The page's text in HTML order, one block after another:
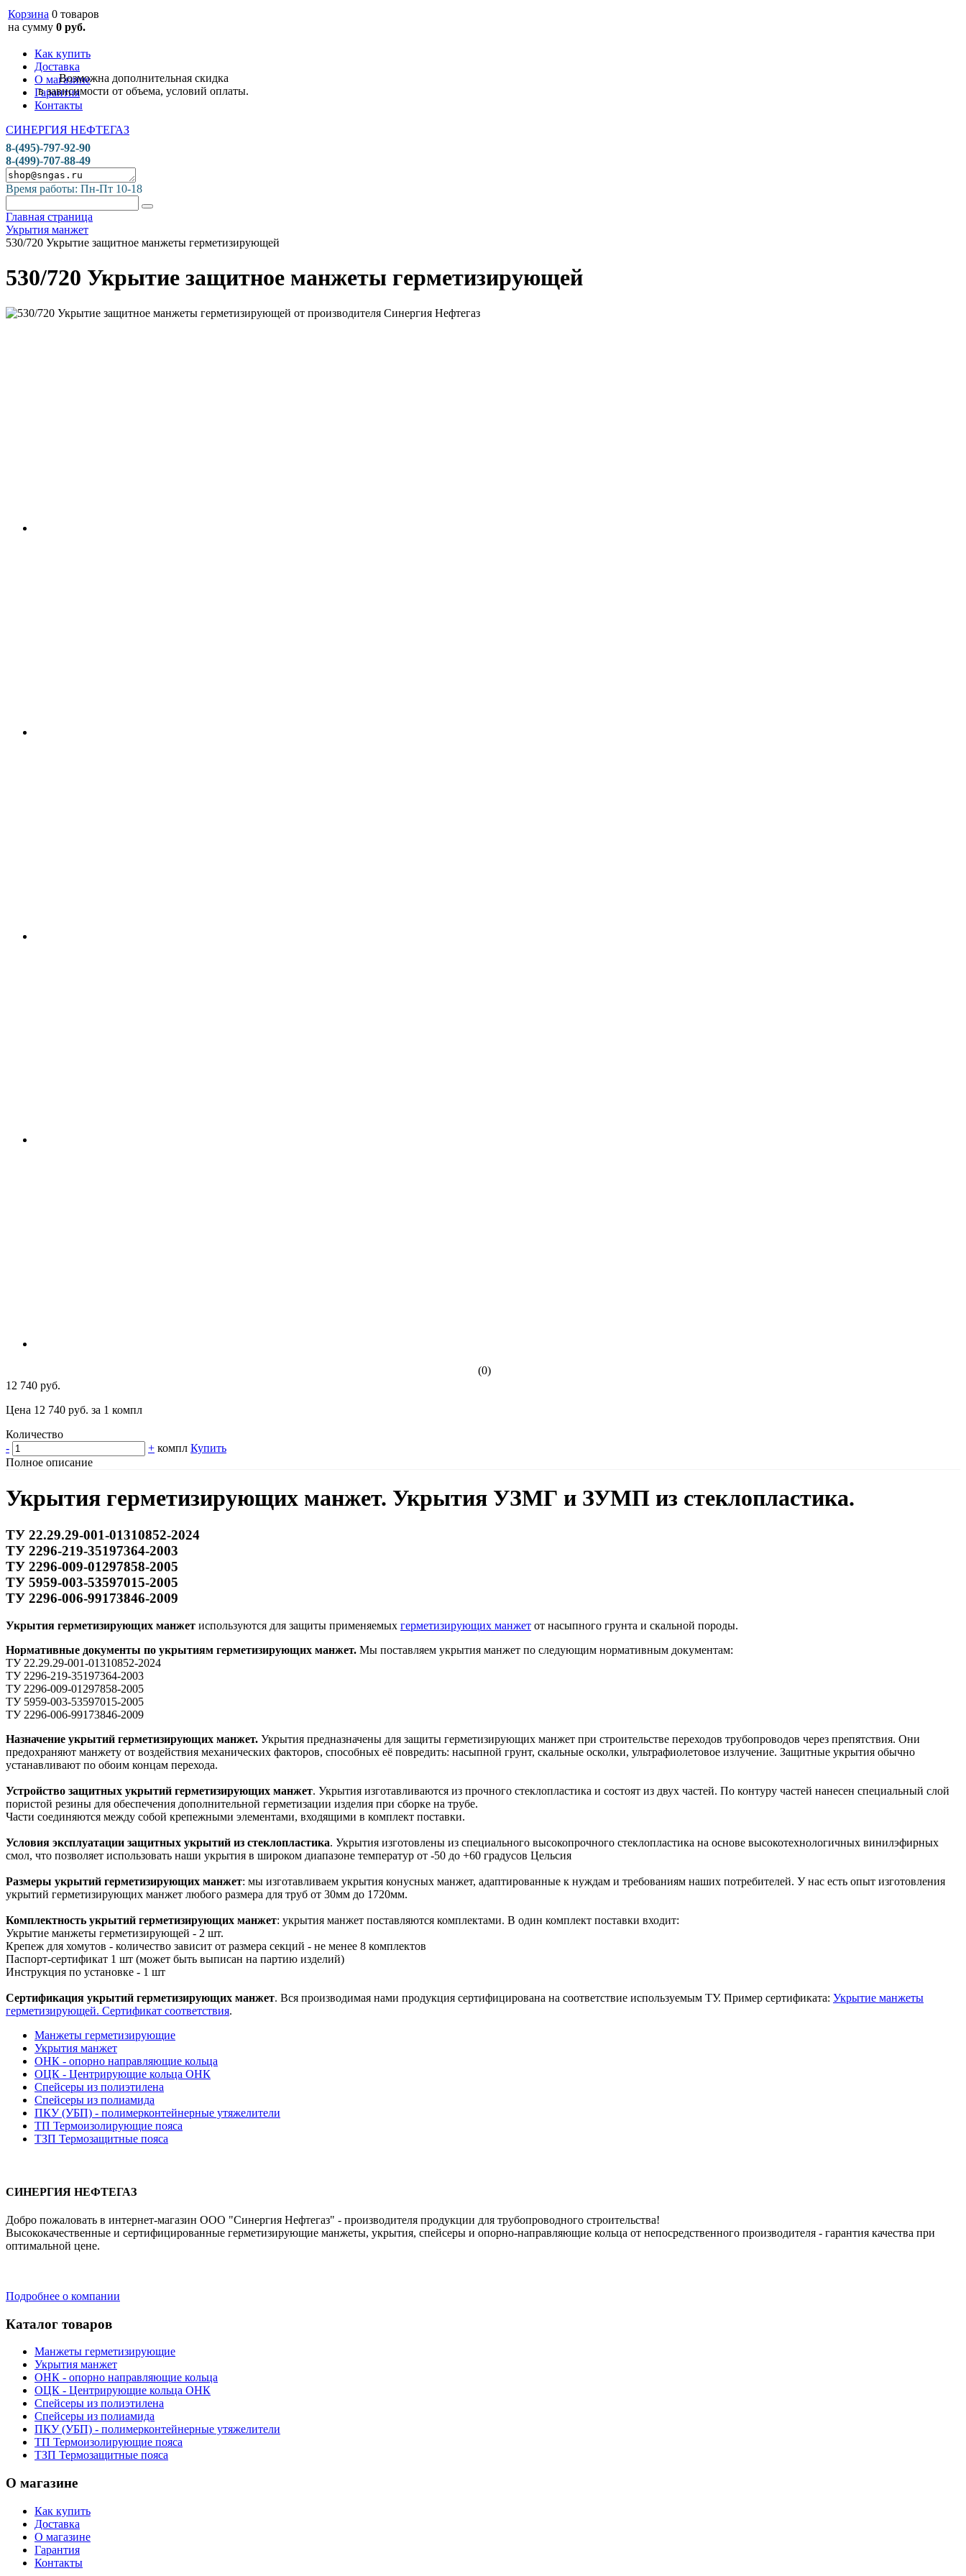
Корзина 0 товаров
на сумму 0 руб.
Как купить
Доставка
О магазине
Гарантия
Контакты
СИНЕРГИЯ НЕФТЕГАЗ
Возможна дополнительная скидка
в зависимости от объема, условий оплаты.
8-(495)-797-92-90
8-(499)-707-88-49
Время работы: Пн-Пт 10-18
Главная страница
Укрытия манжет
530/720 Укрытие защитное манжеты герметизирующей
530/720 Укрытие защитное манжеты герметизирующей
(0)
12 740 руб.
Цена 12 740 руб. за 1 компл
Количество
-
+ компл Купить
Полное описание
Укрытия герметизирующих манжет. Укрытия УЗМГ и ЗУМП из стеклопластика.
ТУ 22.29.29-001-01310852-2024
ТУ 2296-219-35197364-2003
ТУ 2296-009-01297858-2005
ТУ 5959-003-53597015-2005
ТУ 2296-006-99173846-2009
Укрытия герметизирующих манжет используются для защиты применяемых герметизирующих манжет от насыпного грунта и скальной породы.
Нормативные документы по укрытиям герметизирующих манжет. Мы поставляем укрытия манжет по следующим нормативным документам:
ТУ 22.29.29-001-01310852-2024
ТУ 2296-219-35197364-2003
ТУ 2296-009-01297858-2005
ТУ 5959-003-53597015-2005
ТУ 2296-006-99173846-2009
Назначение укрытий герметизирующих манжет. Укрытия предназначены для защиты герметизирующих манжет при строительстве переходов трубопроводов через препятствия. Они
предохраняют манжету от воздействия механических факторов, способных её повредить: насыпной грунт, скальные осколки, ультрафиолетовое излучение. Защитные укрытия обычно
устанавливают по обоим концам перехода.
Устройство защитных укрытий герметизирующих манжет. Укрытия изготавливаются из прочного стеклопластика и состоят из двух частей. По контуру частей нанесен специальный слой
пористой резины для обеспечения дополнительной герметизации изделия при сборке на трубе.
Части соединяются между собой крепежными элементами, входящими в комплект поставки.
Условия эксплуатации защитных укрытий из стеклопластика. Укрытия изготовлены из специального высокопрочного стеклопластика на основе высокотехнологичных винилэфирных
смол, что позволяет использовать наши укрытия в широком диапазоне температур от -50 до +60 градусов Цельсия
Размеры укрытий герметизирующих манжет: мы изготавливаем укрытия конусных манжет, адаптированные к нуждам и требованиям наших потребителей. У нас есть опыт изготовления
укрытий герметизирующих манжет любого размера для труб от 30мм до 1720мм.
Комплектность укрытий герметизирующих манжет: укрытия манжет поставляются комплектами. В один комплект поставки входит:
Укрытие манжеты герметизирующей - 2 шт.
Крепеж для хомутов - количество зависит от размера секций - не менее 8 комплектов
Паспорт-сертификат 1 шт (может быть выписан на партию изделий)
Инструкция по установке - 1 шт
Сертификация укрытий герметизирующих манжет. Вся производимая нами продукция сертифицирована на соответствие используемым ТУ. Пример сертификата: Укрытие манжеты
герметизирующей. Сертификат соответствия.
Манжеты герметизирующие
Укрытия манжет
ОНК - опорно направляющие кольца
ОЦК - Центрирующие кольца ОНК
Спейсеры из полиэтилена
Спейсеры из полиамида
ПКУ (УБП) - полимерконтейнерные утяжелители
ТП Термоизолирующие пояса
ТЗП Термозащитные пояса
СИНЕРГИЯ НЕФТЕГАЗ
Добро пожаловать в интернет-магазин ООО "Синергия Нефтегаз" - производителя продукции для трубопроводного строительства!
Высококачественные и сертифицированные герметизирующие манжеты, укрытия, спейсеры и опорно-направляющие кольца от непосредственного производителя - гарантия качества при
оптимальной цене.
Подробнее о компании
Каталог товаров
Манжеты герметизирующие
Укрытия манжет
ОНК - опорно направляющие кольца
ОЦК - Центрирующие кольца ОНК
Спейсеры из полиэтилена
Спейсеры из полиамида
ПКУ (УБП) - полимерконтейнерные утяжелители
ТП Термоизолирующие пояса
ТЗП Термозащитные пояса
О магазине
Как купить
Доставка
О магазине
Гарантия
Контакты